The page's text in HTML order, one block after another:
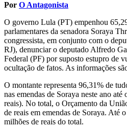
Por O Antagonista
O governo Lula (PT) empenhou
parlamentares da senadora Soraya
congressista, em conjunto com o
RJ), denunciar o deputado Alfredo
Federal (PF) por suposto estupro de
ocultação de fatos. As informações
O montante representa 96,31% de
nas emendas de Soraya neste ano
reais). No total, o Orçamento da
de reais em emendas de Soraya. Até
milhões de reais do total.